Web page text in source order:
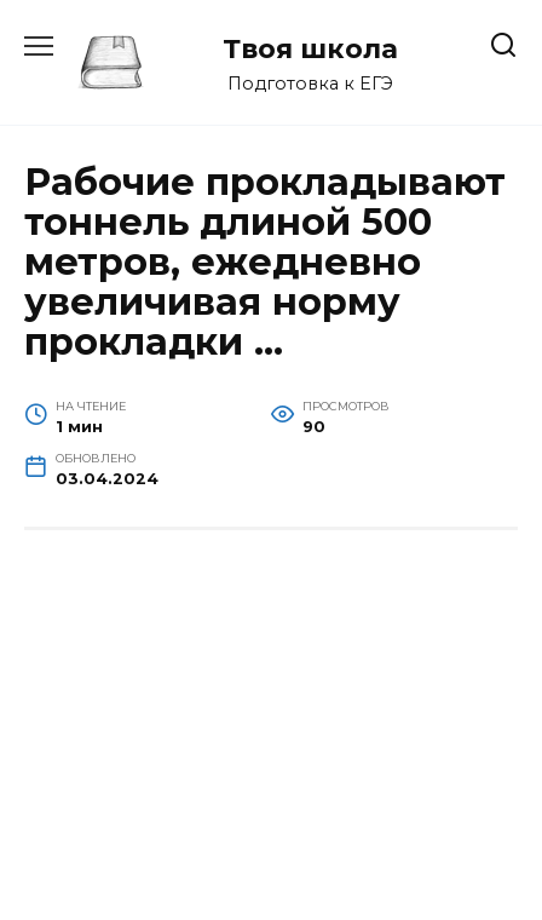
содержанию
Твоя школа
Подготовка к ЕГЭ
Рабочие прокладывают
тоннель длиной 500
метров, ежедневно
увеличивая норму
прокладки …
НА ЧТЕНИЕ
1 мин
ПРОСМОТРОВ
90
ОБНОВЛЕНО
03.04.2024